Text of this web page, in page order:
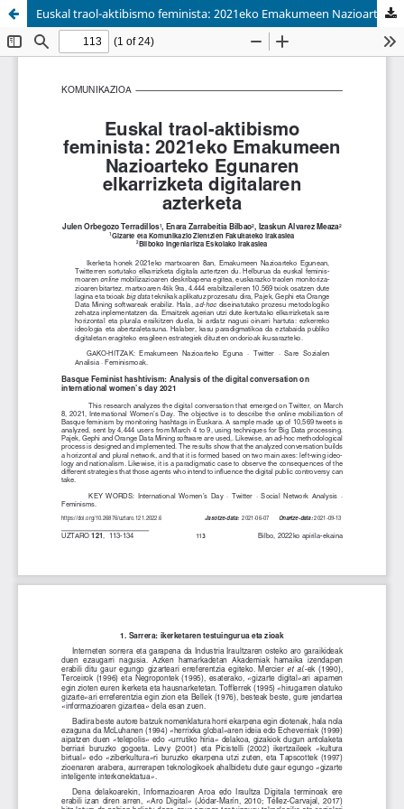
Euskal traol-aktibismo feminista: 2021eko Emakumeen Nazioarteko Egunaren elkarrizketa digitalaren azterketa